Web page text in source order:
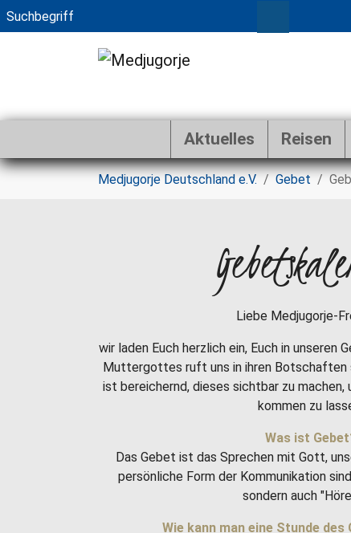
Zum Hauptinhalt springen
Aktuelles Reisen
Sie sind hier:
Medjugorje Deutschland e.V. Gebet
Liebe Medjugorje-
wir laden Euch herzlich ein, Euch in unseren
Muttergottes ruft uns in ihren Botschaften
ist bereichernd, dieses sichtbar zu machen,
kommen zu
Was ist
Das Gebet ist das Sprechen mit Gott,
persönliche Form der Kommunikation
sondern auch
Wie kann man eine Stunde